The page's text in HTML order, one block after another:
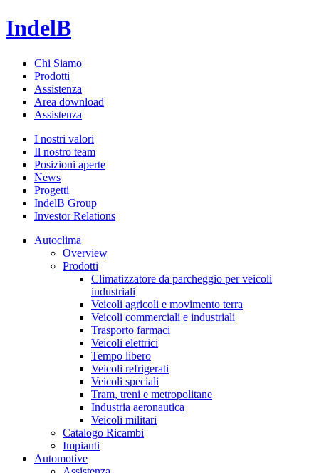
IndelB
Chi Siamo
Prodotti
Assistenza
Area download
Assistenza
I nostri valori
Il nostro team
Posizioni aperte
News
Progetti
IndelB Group
Investor Relations
Autoclima
Overview
Prodotti
Climatizzatore da parcheggio per veicoli
industriali
Veicoli agricoli e movimento terra
Veicoli commerciali e industriali
Trasporto farmaci
Veicoli elettrici
Tempo libero
Veicoli refrigerati
Veicoli speciali
Tram, treni e metropolitane
Industria aeronautica
Veicoli militari
Catalogo Ricambi
Impianti
Automotive